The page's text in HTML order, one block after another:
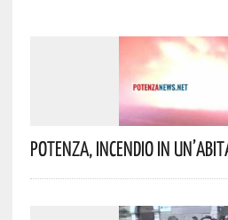
Potenza, Incendio In